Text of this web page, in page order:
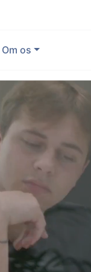
Om os
Pædagogisk
Skoler og
Job som
Job som